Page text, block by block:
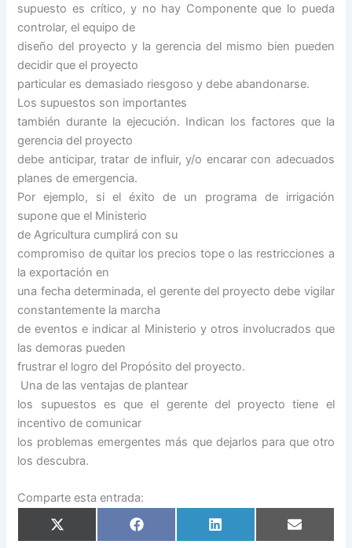
supuesto es crítico, y no hay Componente que lo pueda
controlar, el equipo de
diseño del proyecto y la gerencia del mismo bien pueden
decidir que el proyecto
particular es demasiado riesgoso y debe abandonarse.
Los supuestos son importantes
también durante la ejecución. Indican los factores que la
gerencia del proyecto
debe anticipar, tratar de influir, y/o encarar con adecuados
planes de emergencia.
Por ejemplo, si el éxito de un programa de irrigación
supone que el Ministerio
de Agricultura cumplirá con su
compromiso de quitar los precios tope o las restricciones a
la exportación en
una fecha determinada, el gerente del proyecto debe vigilar
constantemente la marcha
de eventos e indicar al Ministerio y otros involucrados que
las demoras pueden
frustrar el logro del Propósito del proyecto.
Una de las ventajas de plantear
los supuestos es que el gerente del proyecto tiene el
incentivo de comunicar
los problemas emergentes más que dejarlos para que otro
los descubra.
Comparte esta entrada:
Compartir
en
Compartir
en
Compartir
en
Compartir
en